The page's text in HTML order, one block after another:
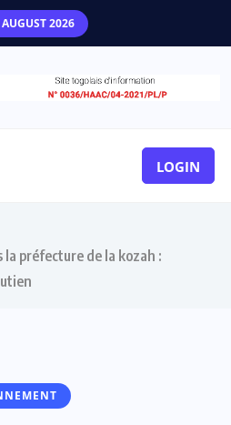
2026
LOGIN
préfecture de la kozah :